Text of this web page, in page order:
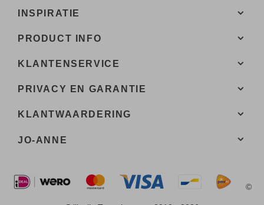
INSPIRATIE
PRODUCT INFO
KLANTENSERVICE
PRIVACY EN GARANTIE
KLANTWAARDERING
JO-ANNE
©